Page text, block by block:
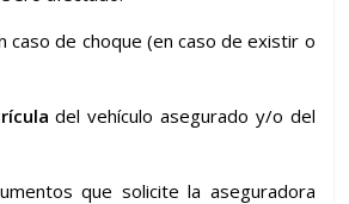
caso de choque (en caso de existir o
del vehículo asegurado y/o del
que solicite la aseguradora